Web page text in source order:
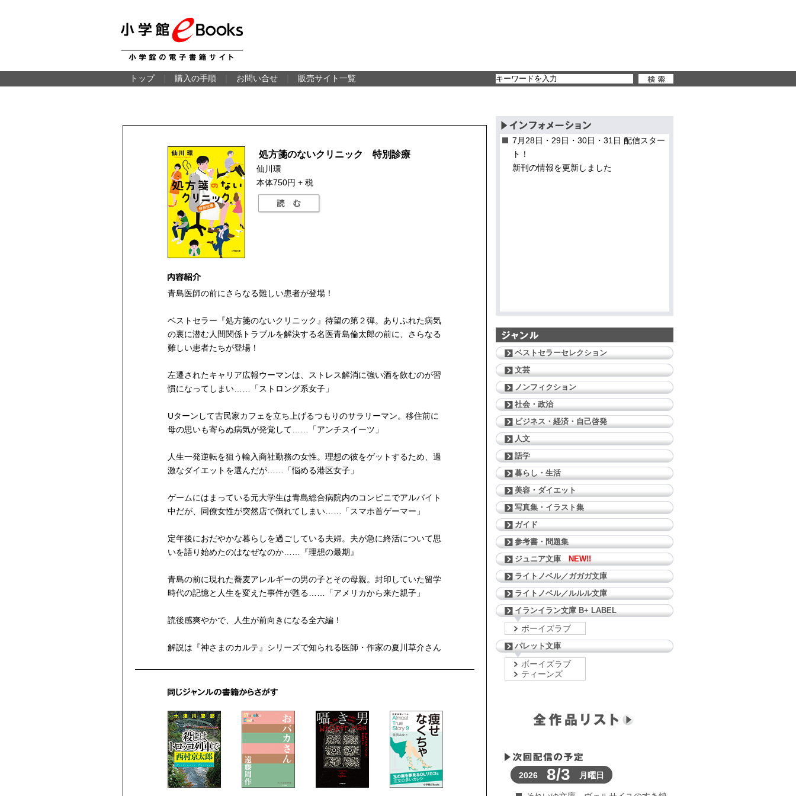
トップ 購入の手順 お問い合せ 販売サイト一覧
処方箋のないクリニック 特別診療
仙川環
本体750円 + 税
青島医師の前にさらなる難しい患者が登場！
ベストセラー『処方箋のないクリニック』待望の第２弾。ありふれた病気
の裏に潜む人間関係トラブルを解決する名医青島倫太郎の前に、さらなる
難しい患者たちが登場！
左遷されたキャリア広報ウーマンは、ストレス解消に強い酒を飲むのが習
慣になってしまい……「ストロング系女子」
Uターンして古民家カフェを立ち上げるつもりのサラリーマン。移住前に
母の思いも寄らぬ病気が発覚して……「アンチスイーツ」
人生一発逆転を狙う輸入商社勤務の女性。理想の彼をゲットするため、過
激なダイエットを選んだが……「悩める港区女子」
ゲームにはまっている元大学生は青島総合病院内のコンビニでアルバイト
中だが、同僚女性が突然店で倒れてしまい……「スマホ首ゲーマー」
定年後におだやかな暮らしを過ごしている夫婦。夫が急に終活について思
いを語り始めたのはなぜなのか……『理想の最期』
青島の前に現れた蕎麦アレルギーの男の子とその母親。封印していた留学
時代の記憶と人生を変えた事件が甦る……「アメリカから来た親子」
読後感爽やかで、人生が前向きになる全六編！
解説は『神さまのカルテ』シリーズで知られる医師・作家の夏川草介さん
7月28日・29日・30日・31日 配信スター
ト！
新刊の情報を更新しました
ベストセラーセレクション
文芸
ノンフィクション
社会・政治
ビジネス・経済・自己啓発
人文
語学
暮らし・生活
美容・ダイエット
写真集・イラスト集
ガイド
参考書・問題集
ジュニア文庫
NEW!!
ライトノベル／ガガガ文庫
ライトノベル／ルルル文庫
イランイラン文庫 B+ LABEL
ボーイズラブ
パレット文庫
ボーイズラブ
ティーンズ
2026 8/3 月曜日